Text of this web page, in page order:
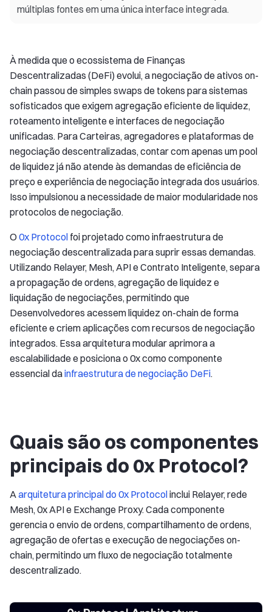
múltiplas fontes em uma única interface integrada.
À medida que o ecossistema de Finanças
Descentralizadas (DeFi) evolui, a negociação de ativos on-
chain passou de simples swaps de tokens para sistemas
sofisticados que exigem agregação eficiente de liquidez,
roteamento inteligente e interfaces de negociação
unificadas. Para Carteiras, agregadores e plataformas de
negociação descentralizadas, contar com apenas um pool
de liquidez já não atende às demandas de eficiência de
preço e experiência de negociação integrada dos usuários.
Isso impulsionou a necessidade de maior modularidade nos
protocolos de negociação.
O 0x Protocol foi projetado como infraestrutura de
negociação descentralizada para suprir essas demandas.
Utilizando Relayer, Mesh, API e Contrato Inteligente, separa
a propagação de ordens, agregação de liquidez e
liquidação de negociações, permitindo que
Desenvolvedores acessem liquidez on-chain de forma
eficiente e criem aplicações com recursos de negociação
integrados. Essa arquitetura modular aprimora a
escalabilidade e posiciona o 0x como componente
essencial dainfraestrutura de negociação DeFi.
Quais são os componentes
principais do 0x Protocol?
Aarquitetura principal do 0x Protocolinclui Relayer, rede
Mesh, 0x API e Exchange Proxy. Cada componente
gerencia o envio de ordens, compartilhamento de ordens,
agregação de ofertas e execução de negociações on-
chain, permitindo um fluxo de negociação totalmente
descentralizado.